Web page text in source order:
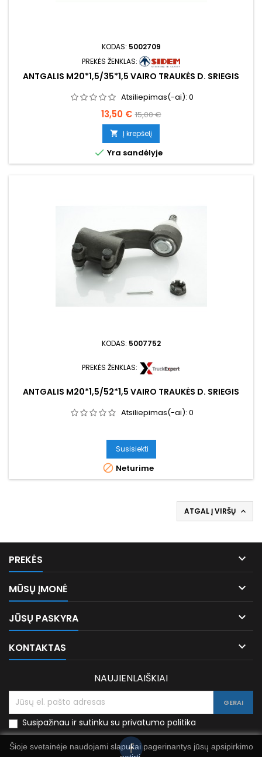
KODAS: 5002709
PREKĖS ŽENKLAS:
ANTGALIS M20*1,5/35*1,5 VAIRO TRAUKĖS D. SRIEGIS
Atsiliepimas(-ai): 0
Kaina
13,50 € Bazinė
kaina
15,00 €
 Į krepšelį
 Yra sandėlyje
KODAS: 5007752
PREKĖS ŽENKLAS:
ANTGALIS M20*1,5/52*1,5 VAIRO TRAUKĖS D. SRIEGIS
Atsiliepimas(-ai): 0
Susisiekti
 Neturime
ATGAL Į VIRŠŲ 
PREKĖS 
MŪSŲ ĮMONĖ 
JŪSŲ PASKYRA 
KONTAKTAS 
Šioje svetainėje naudojami slapukai pagerinantys jūsų apsipirkimo
NAUJIENLAIŠKIAI
Susipažinau ir sutinku su privatumo politika